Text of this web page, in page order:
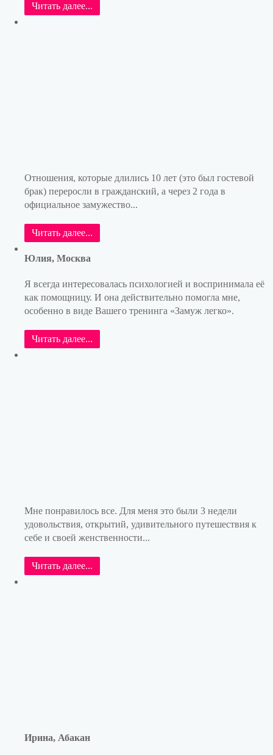
Читать далее...
Отношения, которые длились 10 лет (это был гостевой
брак) переросли в гражданский, а через 2 года в
официальное замужество...
Читать далее...
Юлия, Москва
Я всегда интересовалась психологией и воспринимала её
как помощницу. И она действительно помогла мне,
особенно в виде Вашего тренинга «Замуж легко».
Читать далее...
Мне понравилось все. Для меня это были 3 недели
удовольствия, открытий, удивительного путешествия к
себе и своей женственности...
Читать далее...
Ирина, Абакан